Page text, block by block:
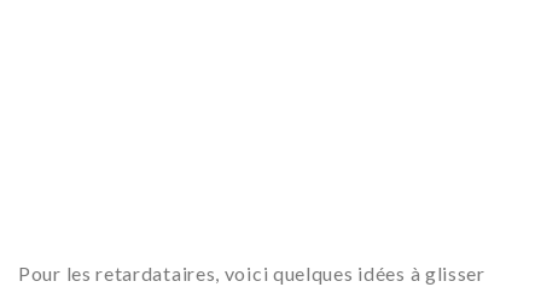
Pour les retardataires, voici quelques idées à glisser